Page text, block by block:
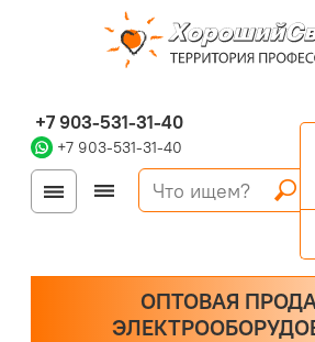
+7 903-531-31-40
+7 903-531-31-40
ОПТОВАЯ